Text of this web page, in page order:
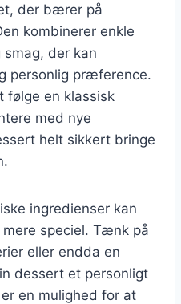
der bærer på
kombinerer enkle
der kan
personlig præference.
følge en klassisk
med nye
helt sikkert bringe
ingredienser kan
speciel. Tænk på
eller endda en
dessert et personligt
en mulighed for at